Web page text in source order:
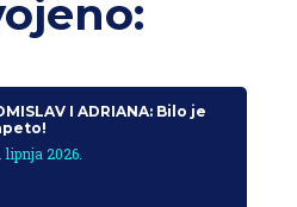
I ADRIANA: Bilo je
lipnja 2026.